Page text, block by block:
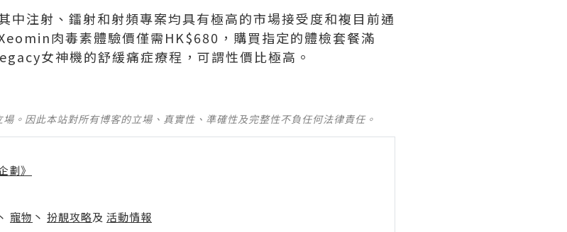
中注射、鐳射和射頻專案均具有極高的市場接受度和複目前通
肉毒素體驗價僅需HK$680，購買指定的體檢套餐滿
女神機的舒緩痛症療程，可謂性價比極高。
。因此本站對所有博客的立場、真實性、準確性及完整性不負任何法律責任。
劃》
寵物 丶 扮靚攻略及 活動情報